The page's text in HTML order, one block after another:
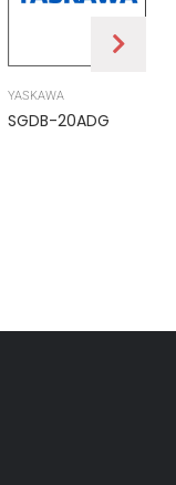
YASKAWA
SGDB-20ADG